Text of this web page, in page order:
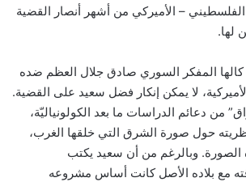
الفلسطيني – الأميركي من أشهر أنصار القضية
لها.
كالها المفكر السوري صادق جلال العظم ضده
لا يمكن إنكار فضل سعيد على القضية.
من دعائم الدراسات ما بعد الكولونياليّة،
حول صورة الشرق التي خلقها الغرب،
الصورة. وبالرغم من أن سعيد يكتب
مع بلاده الأصل كانت أساس مشروعه